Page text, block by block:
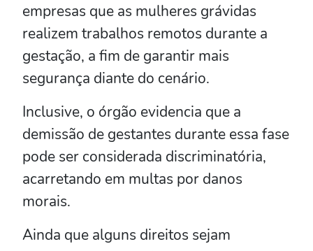
empresas que as mulheres grávidas
realizem trabalhos remotos durante a
gestação, a fim de garantir mais
segurança diante do cenário.
Inclusive, o órgão evidencia que a
demissão de gestantes durante essa fase
pode ser considerada discriminatória,
acarretando em multas por danos
morais.
Ainda que alguns direitos sejam